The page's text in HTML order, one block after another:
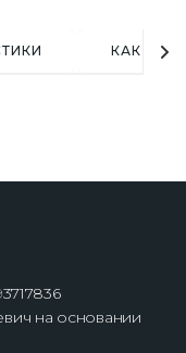
КАК
на основании